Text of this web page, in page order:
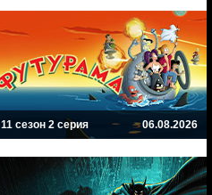
11 сезон 2 серия 06.08.2026